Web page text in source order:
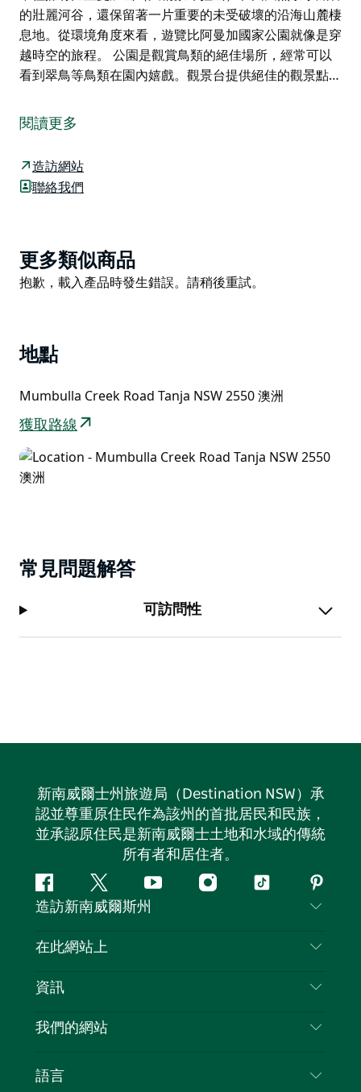
的壯麗河谷，還保留著一片重要的未受破壞的沿海山麓棲
息地。從環境角度來看，遊覽比阿曼加國家公園就像是穿
越時空的旅程。 公園是觀賞鳥類的絕佳場所，經常可以
看到翠鳥等鳥類在園內嬉戲。觀景台提供絕佳的觀景點…
人的聖地。 2006年5月，根據與新南威爾斯州國家公園
管理局達成的聯合管理協議，比亞曼加國家公園歸還給了
其傳統守護者。這意味著什麼呢？這意味著，當您遊覽這
座公園時，您來到的是一個由原住民決定土地用途的地
方。您也來到了原住民的土地，這裡山巒與海洋交匯，這
首先映入眼簾的是遠離塵囂的寧靜：比亞曼加國家公園雖
然距離貝加鎮僅20公里，卻擁有原始的自然風光，瀑布
稱蒙布拉山）和由天然泉水滋養的壯麗河谷，還保留著一
片重要的未受破壞的沿海山麓棲息地。從環境角度來看，
遊覽比阿曼加國家公園就像是穿越時空的旅程。
公園是觀賞鳥類的絕佳場所，經常可以看到翠鳥等鳥類在
園內嬉戲。觀景台提供絕佳的觀景點…
閱讀更多
造訪網站
聯絡我們
Product
List
更多類似商品
Product
抱歉，載入產品時發生錯誤。請稍後重試。
地點
Mumbulla Creek Road Tanja NSW 2550 澳洲
獲取路線
常見問題解答
可訪問性
新南威爾士州旅遊局（Destination NSW）承
認並尊重原住民作為該州的首批居民和民族，
並承認原住民是新南威爾士土地和水域的傳統
所有者和居住者。
Facebook嘰
嘰
喳
Youtube Instagram
抖
造訪新南威爾斯州
聯絡我們
隱私
Cookie 通知
在此網站上
目的地
新南威爾士州公路旅行
活動
資訊
旅行資訊
新南威爾士州的商業
我們的網站
語言